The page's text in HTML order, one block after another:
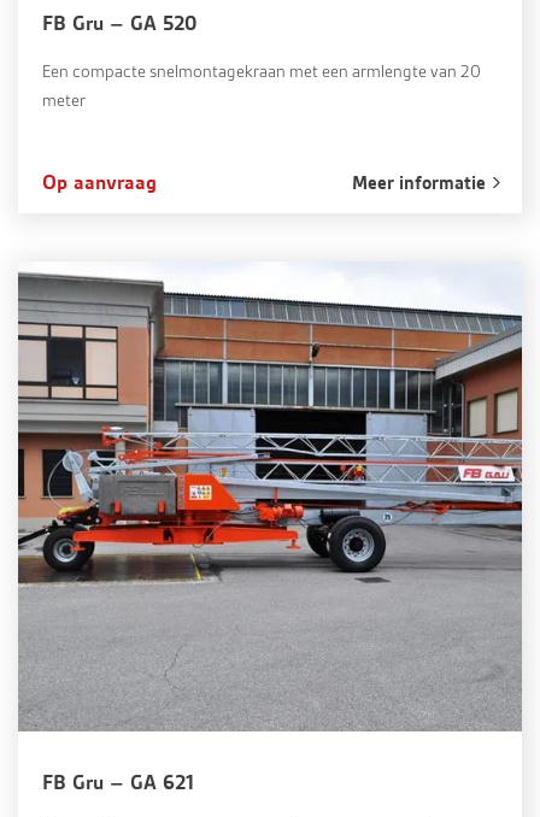
FB Gru – GA 520
Een compacte snelmontagekraan met een armlengte van 20
meter
Op aanvraag Meer informatie
FB Gru – GA 621